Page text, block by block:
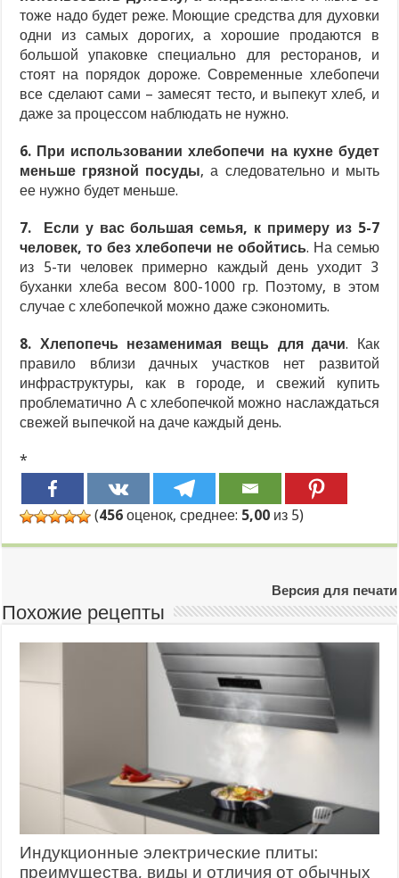
тоже надо будет реже. Моющие средства для духовки
одни из самых дорогих, а хорошие продаются в
большой упаковке специально для ресторанов, и
стоят на порядок дороже. Современные хлебопечи
все сделают сами – замесят тесто, и выпекут хлеб, и
даже за процессом наблюдать не нужно.
6. При использовании хлебопечи на кухне будет
меньше грязной посуды, а следовательно и мыть
ее нужно будет меньше.
7. Если у вас большая семья, к примеру из 5-7
человек, то без хлебопечи не обойтись. На семью
из 5-ти человек примерно каждый день уходит 3
буханки хлеба весом 800-1000 гр. Поэтому, в этом
случае с хлебопечкой можно даже сэкономить.
8. Хлепопечь незаменимая вещь для дачи. Как
правило вблизи дачных участков нет развитой
инфраструктуры, как в городе, и свежий купить
проблематично А с хлебопечкой можно наслаждаться
свежей выпечкой на даче каждый день.
*
(456 оценок, среднее: 5,00 из 5)
Версия для печати
Похожие рецепты
Индукционные электрические плиты:
преимущества, виды и отличия от обычных